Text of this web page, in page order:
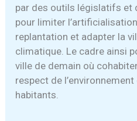
par des outils législatifs et
pour limiter
replantation et adapter la
climatique. Le cadre ainsi
ville de demain où
respect de
habitants.